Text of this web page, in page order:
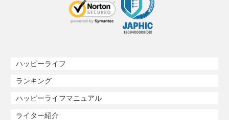
ハッピーライフ
ランキング
ハッピーライフマニュアル
ライター紹介